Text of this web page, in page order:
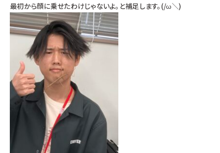
最初から顔に乗せたわけじゃないよ。と補足します。(/ω＼)